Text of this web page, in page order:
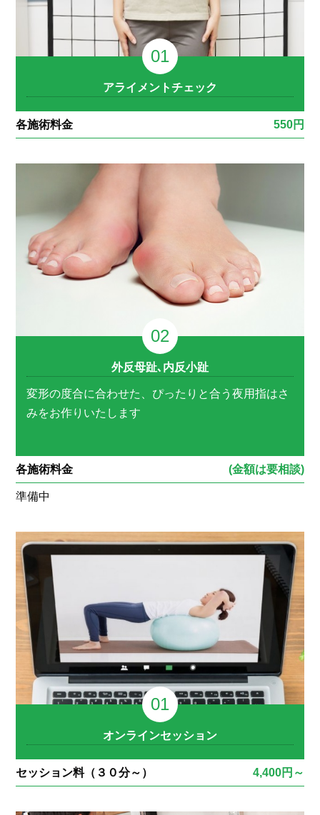
アライメントチェック
各施術料金 550円
外反母趾､内反小趾
変形の度合に合わせた、ぴったりと合う夜用指はさ
みをお作りいたします
各施術料金 (金額は要相談)
準備中
オンラインセッション
セッション料（３０分～） 4,400円～